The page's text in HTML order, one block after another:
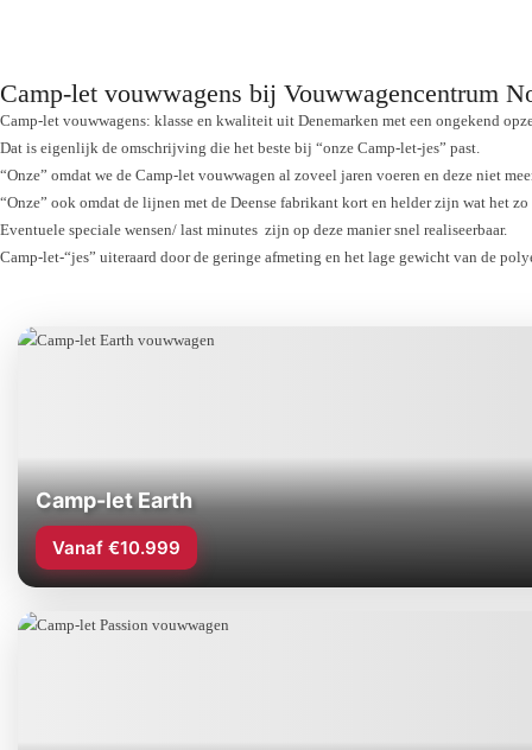
Camp-let vouwwagens bij Vouwwagencentrum
Camp-let vouwwagens: klasse en kwaliteit uit Denemarken met een ongekend
Dat is eigenlijk de omschrijving die het beste bij “onze Camp-let-jes” past.
“Onze” omdat we de Camp-let vouwwagen al zoveel jaren voeren en deze niet
“Onze” ook omdat de lijnen met de Deense fabrikant kort en helder zijn wat het zo
Eventuele speciale wensen/ last minutes zijn op deze manier snel realiseerbaar.
Camp-let-“jes” uiteraard door de geringe afmeting en het lage gewicht van de
Camp-let Earth
Vanaf €10.999